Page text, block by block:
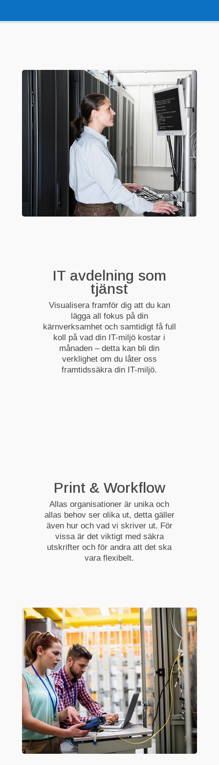
IT avdelning som
tjänst
Visualisera framför dig att du kan
lägga all fokus på din
kärnverksamhet och samtidigt få full
koll på vad din IT-miljö kostar i
månaden – detta kan bli din
verklighet om du låter oss
framtidssäkra din IT-miljö.
Print & Workflow
Allas organisationer är unika och
allas behov ser olika ut, detta gäller
även hur och vad vi skriver ut. För
vissa är det viktigt med säkra
utskrifter och för andra att det ska
vara flexibelt.